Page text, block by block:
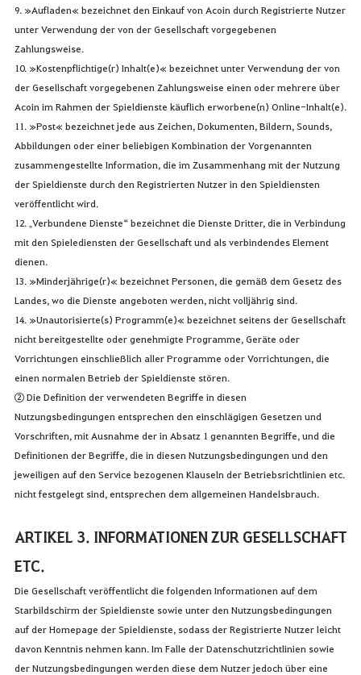
9. »Aufladen« bezeichnet den Einkauf von Acoin durch Registrierte Nutzer
unter Verwendung der von der Gesellschaft vorgegebenen
Zahlungsweise.
10. »Kostenpflichtige(r) Inhalt(e)« bezeichnet unter Verwendung der von
der Gesellschaft vorgegebenen Zahlungsweise einen oder mehrere über
Acoin im Rahmen der Spieldienste käuflich erworbene(n) Online-Inhalt(e).
11. »Post« bezeichnet jede aus Zeichen, Dokumenten, Bildern, Sounds,
Abbildungen oder einer beliebigen Kombination der Vorgenannten
zusammengestellte Information, die im Zusammenhang mit der Nutzung
der Spieldienste durch den Registrierten Nutzer in den Spieldiensten
veröffentlicht wird.
12. „Verbundene Dienste“ bezeichnet die Dienste Dritter, die in Verbindung
mit den Spielediensten der Gesellschaft und als verbindendes Element
dienen.
13. »Minderjährige(r)« bezeichnet Personen, die gemäß dem Gesetz des
Landes, wo die Dienste angeboten werden, nicht volljährig sind.
14. »Unautorisierte(s) Programm(e)« bezeichnet seitens der Gesellschaft
nicht bereitgestellte oder genehmigte Programme, Geräte oder
Vorrichtungen einschließlich aller Programme oder Vorrichtungen, die
einen normalen Betrieb der Spieldienste stören.
② Die Definition der verwendeten Begriffe in diesen
Nutzungsbedingungen entsprechen den einschlägigen Gesetzen und
Vorschriften, mit Ausnahme der in Absatz 1 genannten Begriffe, und die
Definitionen der Begriffe, die in diesen Nutzungsbedingungen und den
jeweiligen auf den Service bezogenen Klauseln der Betriebsrichtlinien etc.
nicht festgelegt sind, entsprechen dem allgemeinen Handelsbrauch.
ARTIKEL 3. INFORMATIONEN ZUR GESELLSCHAFT
ETC.
Die Gesellschaft veröffentlicht die folgenden Informationen auf dem
Starbildschirm der Spieldienste sowie unter den Nutzungsbedingungen
auf der Homepage der Spieldienste, sodass der Registrierte Nutzer leicht
davon Kenntnis nehmen kann. Im Falle der Datenschutzrichtlinien sowie
der Nutzungsbedingungen werden diese dem Nutzer jedoch über eine